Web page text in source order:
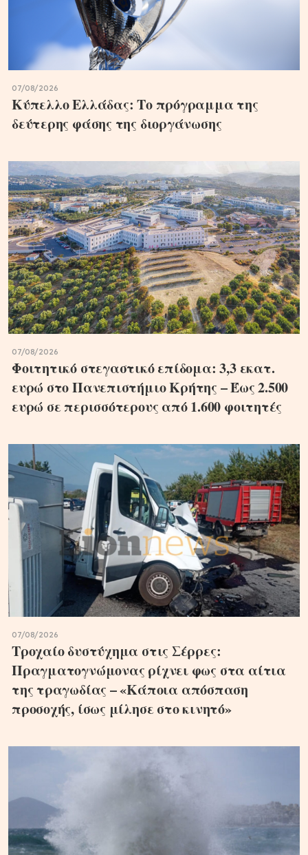
07/08/2026
Κύπελλο Ελλάδας: Το πρόγραμμα της
δεύτερης φάσης της διοργάνωσης
07/08/2026
Φοιτητικό στεγαστικό επίδομα: 3,3 εκατ.
ευρώ στο Πανεπιστήμιο Κρήτης – Έως 2.500
ευρώ σε περισσότερους από 1.600 φοιτητές
07/08/2026
Τροχαίο δυστύχημα στις Σέρρες:
Πραγματογνώμονας ρίχνει φως στα αίτια
της τραγωδίας – «Κάποια απόσπαση
προσοχής, ίσως μίλησε στο κινητό»